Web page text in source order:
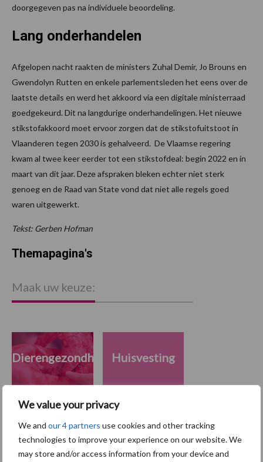
We value your privacy
We and our 4 partners use cookies and other tracking
technologies to improve your experience on our website. We
may store and/or access information from your device and
doorgegeven pas na individuele beoordeling.
Lang onderhandelen
Afgelopen nacht raakten de ministers Zuhal Demir, Jo Brouns en
Gwendolyn Rutten en enkele parlementsleden het eens over de
laatste details en werd het akkoord via een digitale ministerraad
goedgekeurd. Dit na langdurige onderhandelingen. Het nieuwe
stikstofakkoord moet ervoor zorgen dat de stikstofuitstoot in
Vlaanderen tegen 2030 is gehalveerd. De Vlaamse regering
kwam al twee keer eerder tot een stikstofdeal: begin 2022 en in
maart van dit jaar. Deze afspraken bleken echter niet sterk
genoeg en de Raad van State vond dat niet alle regels goed
waren uitgewerkt.
Tekst: Gerben Hofman
Themapagina's
Maak uw keuze:
Dierengezondheid Huisvesting
Toon meer